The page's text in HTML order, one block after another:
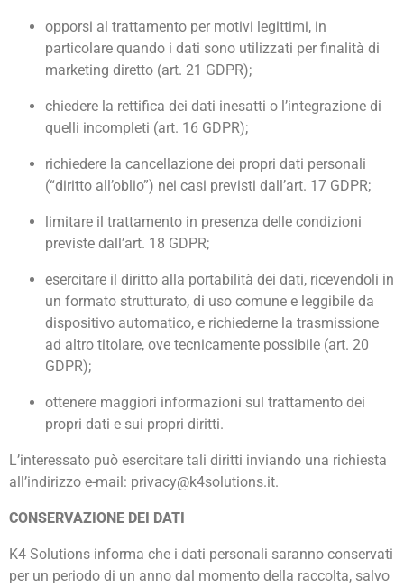
opporsi al trattamento per motivi legittimi, in
particolare quando i dati sono utilizzati per finalità di
marketing diretto (art. 21 GDPR);
chiedere la rettifica dei dati inesatti o l’integrazione di
quelli incompleti (art. 16 GDPR);
richiedere la cancellazione dei propri dati personali
(“diritto all’oblio”) nei casi previsti dall’art. 17 GDPR;
limitare il trattamento in presenza delle condizioni
previste dall’art. 18 GDPR;
esercitare il diritto alla portabilità dei dati, ricevendoli in
un formato strutturato, di uso comune e leggibile da
dispositivo automatico, e richiederne la trasmissione
ad altro titolare, ove tecnicamente possibile (art. 20
GDPR);
ottenere maggiori informazioni sul trattamento dei
propri dati e sui propri diritti.
L’interessato può esercitare tali diritti inviando una richiesta
all’indirizzo e-mail: privacy@k4solutions.it.
CONSERVAZIONE DEI DATI
K4 Solutions informa che i dati personali saranno conservati
per un periodo di un anno dal momento della raccolta, salvo